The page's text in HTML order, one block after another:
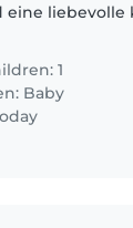
eine
1
Baby